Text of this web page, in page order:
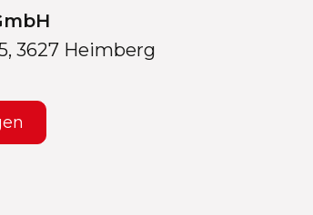
3627 Heimberg